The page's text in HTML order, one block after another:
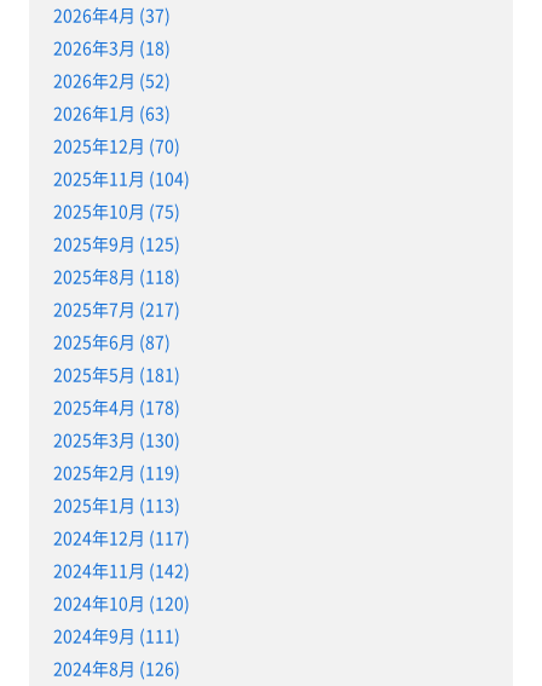
2026年4月 (37)
2026年3月 (18)
2026年2月 (52)
2026年1月 (63)
2025年12月 (70)
2025年11月 (104)
2025年10月 (75)
2025年9月 (125)
2025年8月 (118)
2025年7月 (217)
2025年6月 (87)
2025年5月 (181)
2025年4月 (178)
2025年3月 (130)
2025年2月 (119)
2025年1月 (113)
2024年12月 (117)
2024年11月 (142)
2024年10月 (120)
2024年9月 (111)
2024年8月 (126)